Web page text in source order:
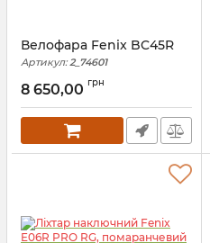
Велофара Fenix BC45R
Артикул:2_74601
8 650,00 грн